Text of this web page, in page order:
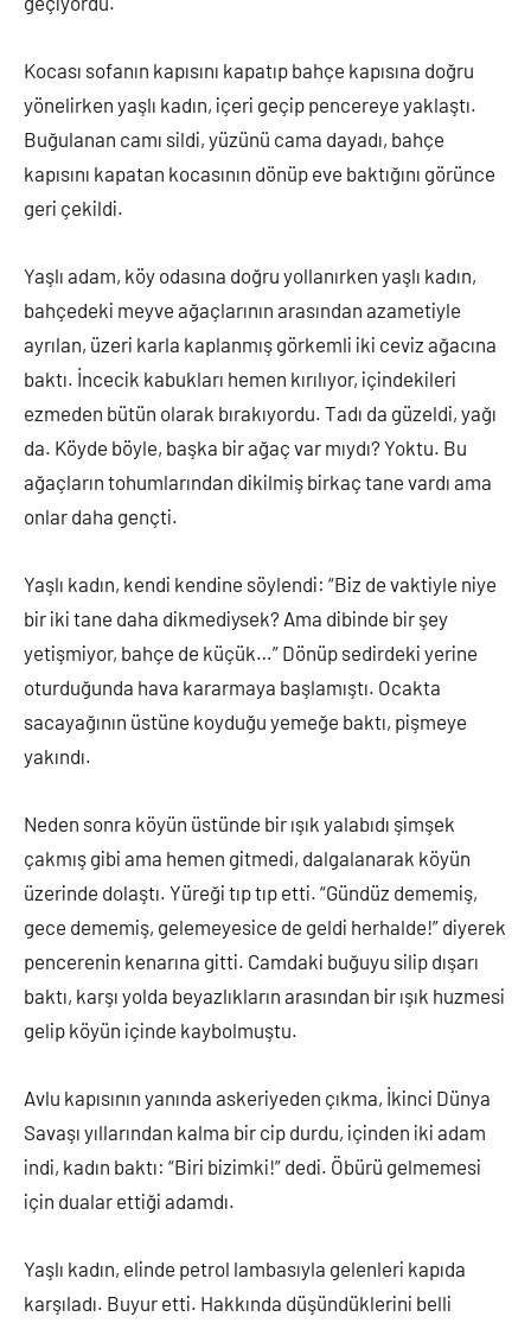
Kocası sofanın kapısını kapatıp bahçe kapısına doğru
yönelirken yaşlı kadın, içeri geçip pencereye yaklaştı.
Buğulanan camı sildi, yüzünü cama dayadı, bahçe
kapısını kapatan kocasının dönüp eve baktığını görünce
geri çekildi.
Yaşlı adam, köy odasına doğru yollanırken yaşlı kadın,
bahçedeki meyve ağaçlarının arasından azametiyle
ayrılan, üzeri karla kaplanmış görkemli iki ceviz ağacına
baktı. İncecik kabukları hemen kırılıyor, içindekileri
ezmeden bütün olarak bırakıyordu. Tadı da güzeldi, yağı
da. Köyde böyle, başka bir ağaç var mıydı? Yoktu. Bu
ağaçların tohumlarından dikilmiş birkaç tane vardı ama
onlar daha gençti.
Yaşlı kadın, kendi kendine söylendi: “Biz de vaktiyle niye
bir iki tane daha dikmediysek? Ama dibinde bir şey
yetişmiyor, bahçe de küçük…” Dönüp sedirdeki yerine
oturduğunda hava kararmaya başlamıştı. Ocakta
sacayağının üstüne koyduğu yemeğe baktı, pişmeye
yakındı.
Neden sonra köyün üstünde bir ışık yalabıdı şimşek
çakmış gibi ama hemen gitmedi, dalgalanarak köyün
üzerinde dolaştı. Yüreği tıp tıp etti. “Gündüz dememiş,
gece dememiş, gelemeyesice de geldi herhalde!” diyerek
pencerenin kenarına gitti. Camdaki buğuyu silip dışarı
baktı, karşı yolda beyazlıkların arasından bir ışık huzmesi
gelip köyün içinde kaybolmuştu.
Avlu kapısının yanında askeriyeden çıkma, İkinci Dünya
Savaşı yıllarından kalma bir cip durdu, içinden iki adam
indi, kadın baktı: “Biri bizimki!” dedi. Öbürü gelmemesi
için dualar ettiği adamdı.
Yaşlı kadın, elinde petrol lambasıyla gelenleri kapıda
karşıladı. Buyur etti. Hakkında düşündüklerini belli